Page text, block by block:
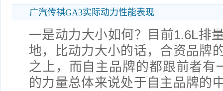
广汽传祺GA3实际动力性能表现
一是动力大小如何？目前1.6L排
地，比动力大小的话，合资品牌
之上，而自主品牌的都跟前者有
的力量总体来说处于自主品牌的